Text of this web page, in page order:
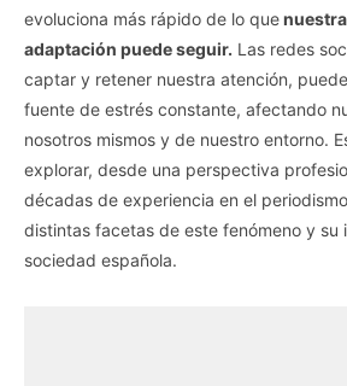
evoluciona más rápido de lo que
adaptación puede seguir. Las redes
captar y retener nuestra atención,
fuente de estrés constante, afectando
nosotros mismos y de nuestro entorno.
explorar, desde una perspectiva
décadas de experiencia en el
distintas facetas de este fenómeno y su
sociedad española.